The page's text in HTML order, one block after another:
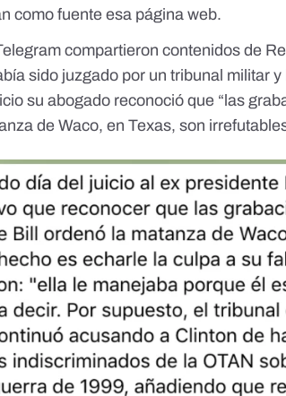
como fuente esa página web.
compartieron contenidos de
sido juzgado por un tribunal militar
su abogado reconoció que “las
de Waco, en Texas, son